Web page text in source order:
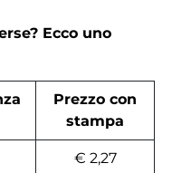
Ecco uno
Prezzo con
stampa
€ 2,27